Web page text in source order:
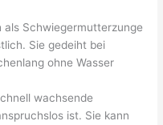
als Schwiegermutterzunge
Sie gedeiht bei
ohne Wasser
wachsende
ist. Sie kann